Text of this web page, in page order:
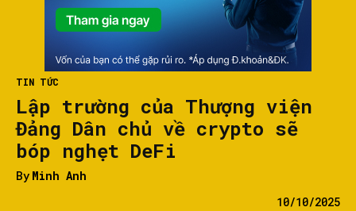
TIN TỨC
Lập trường của Thượng viện
Đảng Dân chủ về crypto sẽ
bóp nghẹt DeFi
By Minh Anh
10/10/2025